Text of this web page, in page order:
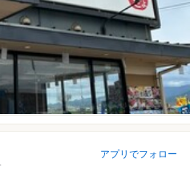
アプリでフォロー